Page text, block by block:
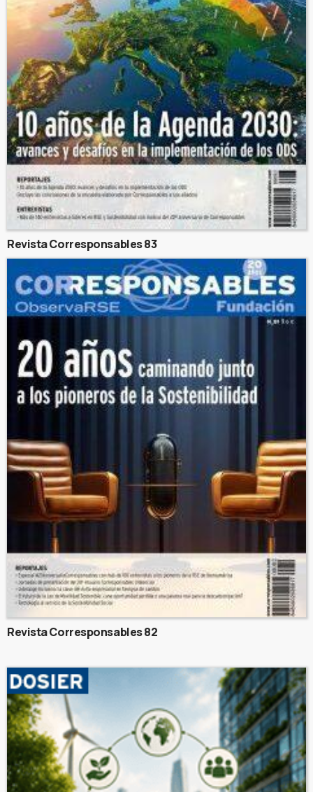
Revista Corresponsables 83
Revista Corresponsables 82